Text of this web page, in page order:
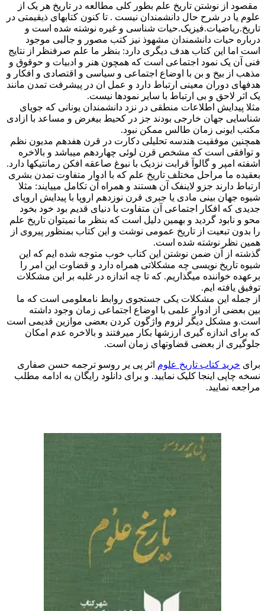
مقصود از نوشتن تاریخ علم بطور کلی مطالعه در تاریخ هر یک از
علوم یا در شرح حال دانشمندان نیست . تا کنون کتابهای ذیقیمتی در
تاریخ.ریاضیات.فیزیک.حیات شناسی و غیره نوشته شده است و
درباره حیات دانشمندان مشهوذ نیز کتب مصور و جالبی موجود
است اما این کتاب هدف دیگری دارد: بنظر ما علم صرفنظر از نتایج
فنی آن یک نمود اجتماعی است که همچون هنر و ادبیات و حوقوق و
مذهب از بیخ و بن با اوضاع اجتماعی و سیاسی و اقتصادی و افکار و
هدفهای دوران معینی ارتباط دارد و عمل ان در پیشرفت تمدن مانند
یک اثر لاحق و بی ارتباط با سایر نمودها نیست.
مثلا پیدایش اطلاعات منطقی در نزد دانشمندان یونانی که جویای
شناسایی جهان خارجی بودند جز در کحیط بیغرض و مساعد با ازادی
مکتب ایونی زمان طالس ممکن نبود.
همچنین موفقیت هندسه تحلیلی دکارت در قرن هفدهم مدیون نظم
و توافقی است که مشخص قرن لوئی چهاردهم میباشد و بالاخره
اشفته امپر و گالوآ قرابت نزدیک با نبوغ صاعقه افکن رمانتیکها دارد.
بعقیده ما مراحل مختلف تاریخ علم که با ادوار متفاوت تمدن بشری
ارتباط دارند جزو لاینفک آن هستند و همراه آن تکامل مییایند: مثلا
شیوه جهان بینی مادی یا جبری قرن نوزدهم اروپا با پیدایش اروپای
جدیدی که افکار اجتماعی آن متفاوت با دنیای قدیم بود خود بخود
محو و نابود گردید و بهمین دلیل است که بنظر ما نمیتوان تاریخ علم
را بدون تبعیت از تاریخ عمومی نوشت و این کتاب بمنظور پیروی از
همین نظر نوشته شده است.
گذشته از آن ضمن نوشتن این کتاب خوب متوجه شده ایم که این
شیوه تاریخ نویسی چه مشکلاتی همراه دارد و قضاوت این امر را
برعهده خواننده میگذاریم. که تا چه اندازه در غلبه بر این مشکلات
توفیق یافته ایم.
از جمله این مشکلات یکی جستجوی روابط نامعلومی است که ما
بین بعضی از ادوار علمی با اوضاع اجتماعی زمان وجود داشته
است.و مشکل دیگر لزوم واژگون کردن بعضی موازین قدیمی است
که برای اندازه گیری ارزشها بکار میرفتند و بالاخره عدم امکان
جلوگیری از بعضی قضاوتهای زمان است.
برای خرید کتاب تاریخ علوم اثر پی یر روسو ترجمه حسن صفاری
نسخه چاپی اینجا کلیک نمایید. و برای دانلود رایگان به ادامه مطلب
مراجعه نمایید.